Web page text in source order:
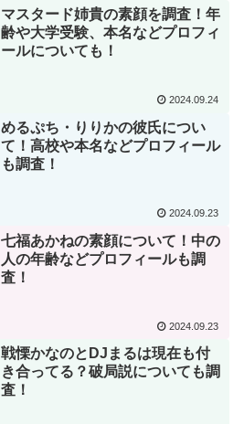
マスタード姉貴の素顔を調査！年
齢や大学受験、本名などプロフィ
ールについても！
2024.09.24
めるぷち・りりかの彼氏につい
て！高校や本名などプロフィール
も調査！
2024.09.23
七福あかねの素顔について！中の
人の年齢などプロフィールも調
査！
2024.09.23
戦慄かなのとDJまるは現在も付
き合ってる？破局説についても調
査！